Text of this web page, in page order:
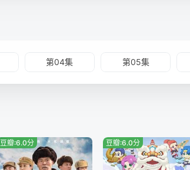
第04集 第05集
豆瓣:6.0分 豆瓣:6.0分